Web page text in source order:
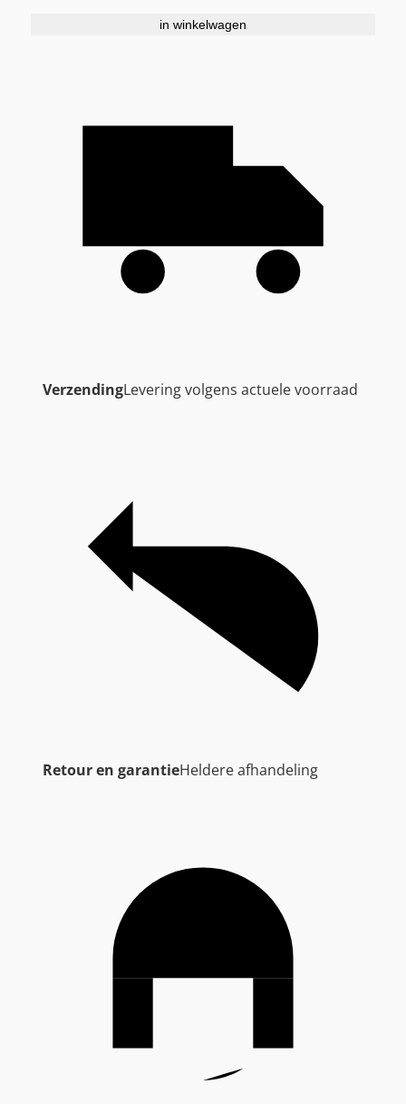
in winkelwagen
VerzendingLevering volgens actuele voorraad
Retour en garantieHeldere afhandeling